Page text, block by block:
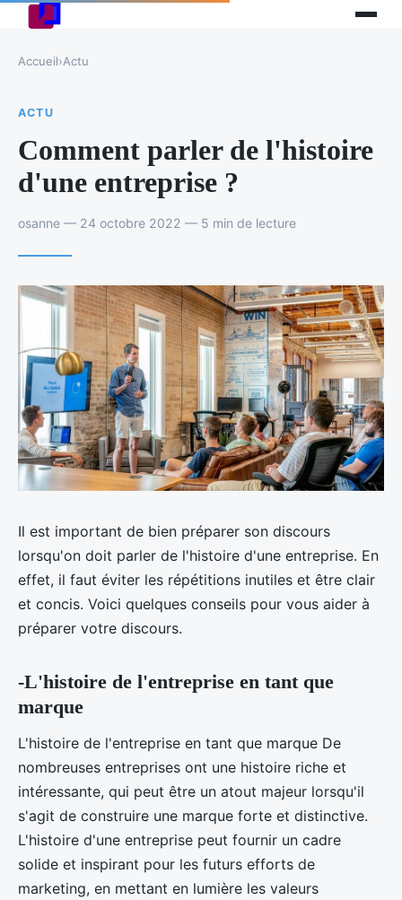
Accueil›Actu
ACTU
Comment parler de l'histoire
d'une entreprise ?
osanne — 24 octobre 2022 — 5 min de lecture
Il est important de bien préparer son discours
lorsqu'on doit parler de l'histoire d'une entreprise. En
effet, il faut éviter les répétitions inutiles et être clair
et concis. Voici quelques conseils pour vous aider à
préparer votre discours.
-L'histoire de l'entreprise en tant que
marque
L'histoire de l'entreprise en tant que marque De
nombreuses entreprises ont une histoire riche et
intéressante, qui peut être un atout majeur lorsqu'il
s'agit de construire une marque forte et distinctive.
L'histoire d'une entreprise peut fournir un cadre
solide et inspirant pour les futurs efforts de
marketing, en mettant en lumière les valeurs